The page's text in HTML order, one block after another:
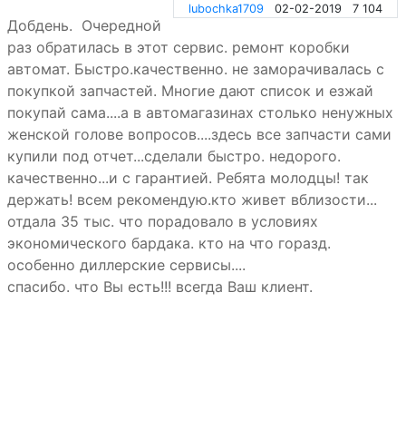
lubochka1709 02-02-2019 7 104
Добдень. Очередной
раз обратилась в этот сервис. ремонт коробки
автомат. Быстро.качественно. не заморачивалась с
покупкой запчастей. Многие дают список и езжай
покупай сама....а в автомагазинах столько ненужных
женской голове вопросов....здесь все запчасти сами
купили под отчет...сделали быстро. недорого.
качественно...и с гарантией. Ребята молодцы! так
держать! всем рекомендую.кто живет вблизости...
отдала 35 тыс. что порадовало в условиях
экономического бардака. кто на что горазд.
особенно диллерские сервисы....
спасибо. что Вы есть!!! всегда Ваш клиент.